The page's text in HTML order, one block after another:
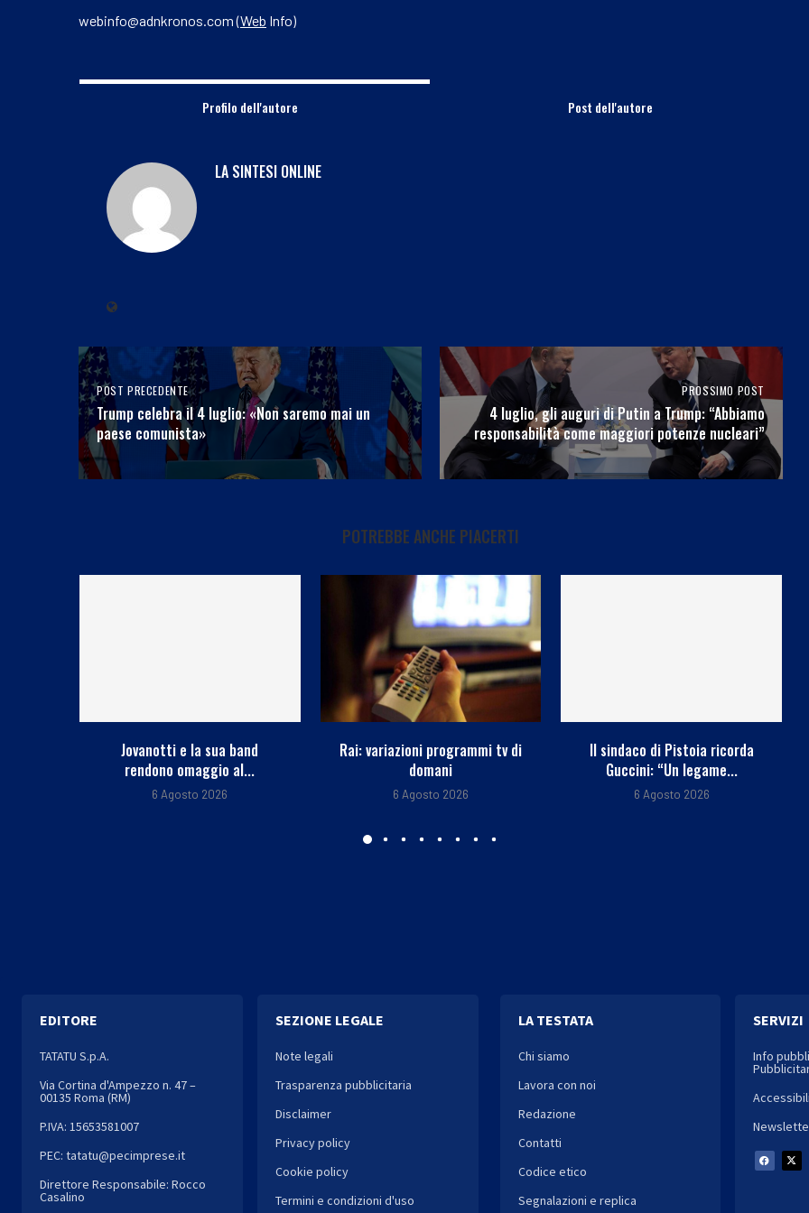
webinfo@adnkronos.com (Web Info)
Profilo dell'autore Post dell'autore
LA SINTESI ONLINE
POST PRECEDENTE
Trump celebra il 4 luglio: «Non saremo mai un
paese comunista»
PROSSIMO POST
4 luglio, gli auguri di Putin a Trump: “Abbiamo
responsabilità come maggiori potenze nucleari”
POTREBBE ANCHE PIACERTI
Rai: variazioni programmi tv di
domani
6 Agosto 2026
Il sindaco di Pistoia ricorda
Guccini: “Un legame...
6 Agosto 2026
Malgioglio, l’appello ai giovani:
“Il sole può uccidere,...
6 Agosto 2026
EDITORE
TATATU S.p.A.
Via Cortina d'Ampezzo n. 47 –
00135 Roma (RM)
P.IVA: 15653581007
PEC: tatatu@pecimprese.it
Direttore Responsabile: Rocco
Casalino
SEZIONE LEGALE
Note legali
Trasparenza pubblicitaria
Disclaimer
Privacy policy
Cookie policy
Termini e condizioni d'uso
LA TESTATA
Chi siamo
Lavora con noi
Redazione
Contatti
Codice etico
Segnalazioni e replica
SERVIZI
Info